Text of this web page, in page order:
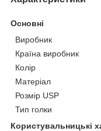
Основні
Виробник
Країна виробник
Колір
Матеріал
Розмір USP
Тип голки
Користувальницькі